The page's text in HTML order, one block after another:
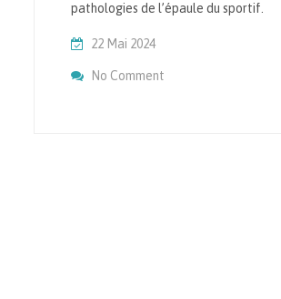
pathologies de l’épaule du sportif.
22 Mai 2024
No Comment